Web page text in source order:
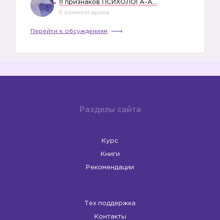
5 комментариев
Перейти к обсуждениям
Разделы сайта
Курс
Книги
Рекомендации
Тех поддержка
Контакты